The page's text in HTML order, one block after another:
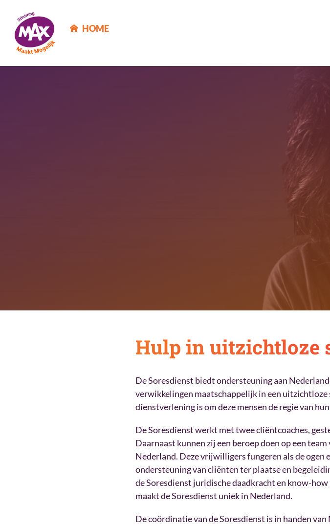
HOME
Hulp in uitzichtloze
De Soresdienst biedt ondersteuning aan
verwikkelingen maatschappelijk in een
dienstverlening is om deze mensen de regie van
De Soresdienst werkt met twee cliëntcoaches,
Daarnaast kunnen zij een beroep doen op een
Nederland. Deze vrijwilligers fungeren als de ogen
ondersteuning van cliënten ter plaatse en
de Soresdienst juridische daadkracht en know-
maakt de Soresdienst uniek in Nederland.
De coördinatie van de Soresdienst is in handen